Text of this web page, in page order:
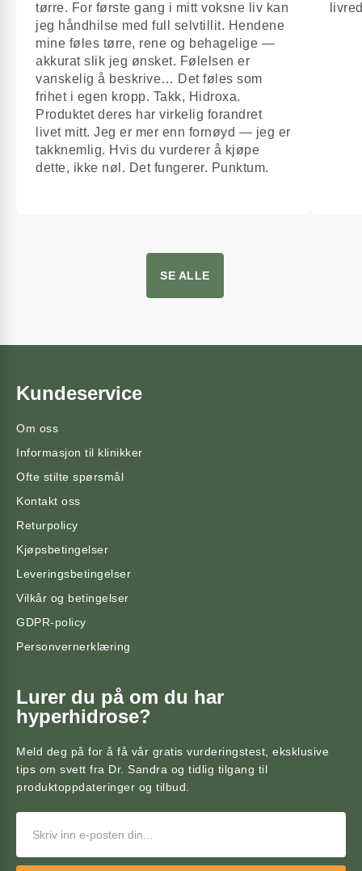
tørre. For første gang i mitt voksne liv kan
jeg håndhilse med full selvtillit. Hendene
mine føles tørre, rene og behagelige —
akkurat slik jeg ønsket. Følelsen er
vanskelig å beskrive… Det føles som
frihet i egen kropp. Takk, Hidroxa.
Produktet deres har virkelig forandret
livet mitt. Jeg er mer enn fornøyd — jeg er
takknemlig. Hvis du vurderer å kjøpe
dette, ikke nøl. Det fungerer. Punktum.
SE ALLE
Kundeservice
Om oss
Informasjon til klinikker
Ofte stilte spørsmål
Kontakt oss
Returpolicy
Kjøpsbetingelser
Leveringsbetingelser
Vilkår og betingelser
GDPR-policy
Personvernerklæring
Lurer du på om du har
hyperhidrose?
Meld deg på for å få vår gratis vurderingstest, eksklusive
tips om svett fra Dr. Sandra og tidlig tilgang til
produktoppdateringer og tilbud.